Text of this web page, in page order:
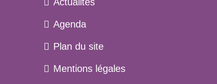
Agenda
Plan du site
Mentions légales